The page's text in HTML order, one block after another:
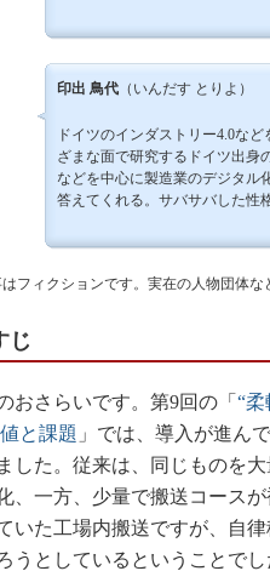
印出 鳥代 （いんだす とりよ）
ドイツのインダストリー4.0な
ざまな面で研究するドイツ出身
などを中心に製造業のデジタル
答えてくれる。サバサバした性格
フィクションです。実在の人物団体な
じ
さらいです。第9回の「 “
と課題 」では、導入が進ん
した。従来は、同じものを
、一方、少量で搬送コース
いた工場内搬送ですが、自
うとしているということでし